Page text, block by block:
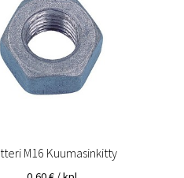
M16 Kuumasinkitty